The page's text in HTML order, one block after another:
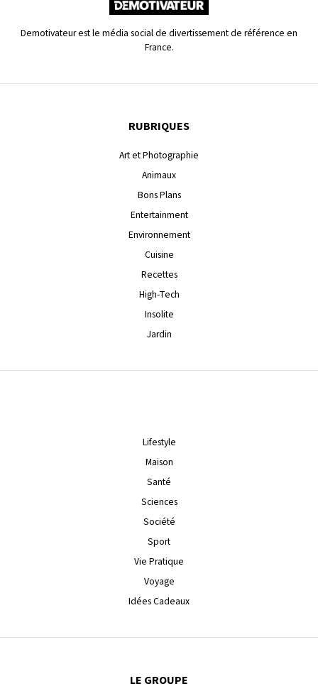
Demotivateur est le média social de divertissement de référence en
France.
RUBRIQUES
Art et Photographie
Animaux
Bons Plans
Entertainment
Environnement
Cuisine
Recettes
High-Tech
Insolite
Jardin
Lifestyle
Maison
Santé
Sciences
Société
Sport
Vie Pratique
Voyage
Idées Cadeaux
LE GROUPE